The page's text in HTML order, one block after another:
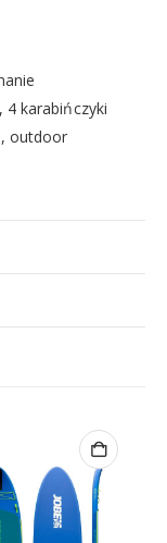
4 karabińczyki
outdoor